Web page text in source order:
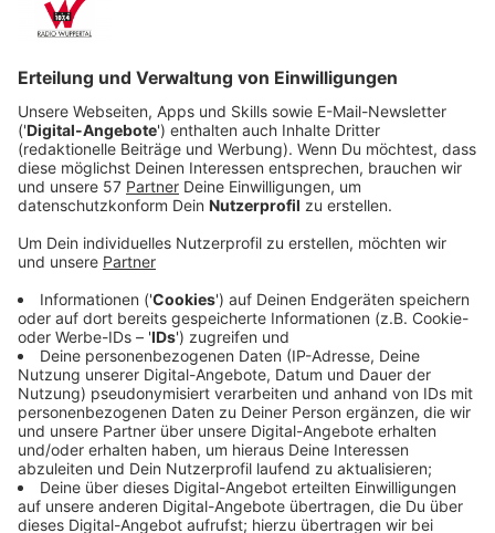
Veröffentlicht:
Anzeige
Schnäppchen-Angebot ist kleiner geworden
Anzeige
einigen Jahren. Das liegt daran, dass die
Reiseveranstalter besser planen und dadurch weniger
Restplätze haben. Echte Last Minute-Schnäppchen
gibt es online meistens zwischen 14 Tagen und 72
Stunden vor Reiseantritt. Die Fahrt zum Reisebüro im
Flughafen kann man sich auch sparen, sagt Kathrin
Gotthold von "Geldratgeber Finanztip" im Interview mit
uns: "Oftmals bekommt man eine Pauschalreise
verkauft. Das hat auch Vorteile. Das bedeutet nämlich,